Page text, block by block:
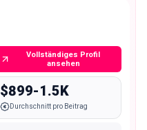
Vollständiges Profil
ansehen
$899-1.5K
Durchschnitt pro Beitrag